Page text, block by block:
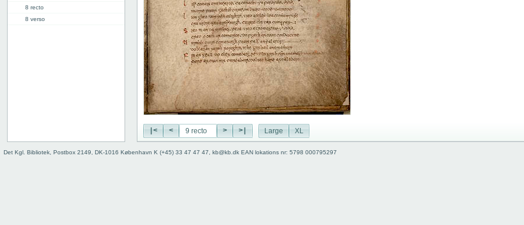
8 recto
8 verso
14 recto
|< < > >| Large XL
Det Kgl. Bibliotek, Postbox 2149, DK-1016 København K (+45) 33 47 47 47, kb@kb.dk EAN lokations nr: 5798 000795297